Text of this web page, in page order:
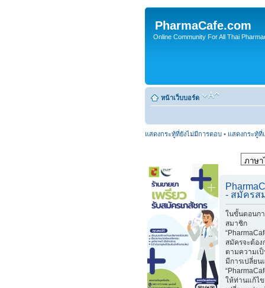
PharmaCafe.com
Online Community For All Thai
หน้าเว็บบอร์ด
แสดงกระทู้ที่ยังไม่มีการตอบ • แสดงกระทู้ที่
- สมัครส
ในขั้นตอนก
สมาชิก
สมัครจะต้อ
ตามความเ
มีการเปลี่ยน
ให้ท่านแก้ไข